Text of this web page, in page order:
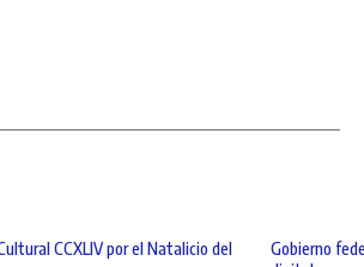
CCXLIV por el Natalicio del
Gobierno